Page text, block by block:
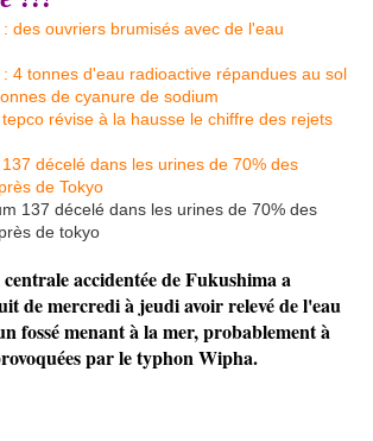
des ouvriers brumisés avec de l'eau
4 tonnes d'eau radioactive répandues au sol
de cyanure de sodium
révise à la hausse le chiffre des rejets
décelé dans les urines de 70% des
de Tokyo
accidentée de Fukushima a
de mercredi à jeudi avoir relevé de l'eau
fossé menant à la mer, probablement à
par le typhon Wipha.